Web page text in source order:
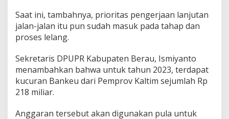
Saat ini, tambahnya, prioritas pengerjaan lanjutan
jalan-jalan itu pun sudah masuk pada tahap dan
proses lelang.
Sekretaris DPUPR Kabupaten Berau, Ismiyanto
menambahkan bahwa untuk tahun 2023, terdapat
kucuran Bankeu dari Pemprov Kaltim sejumlah Rp
218 miliar.
Anggaran tersebut akan digunakan pula untuk